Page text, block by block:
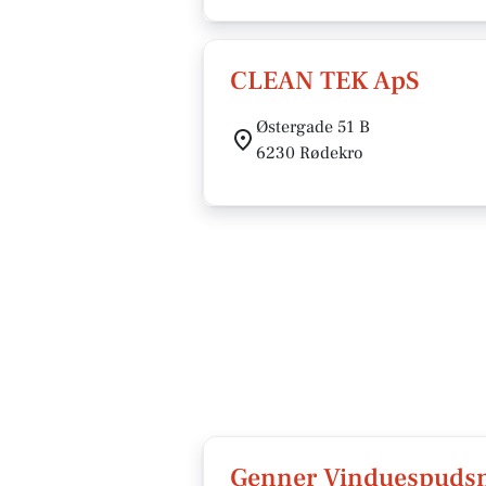
CLEAN TEK ApS
Østergade 51 B
6230 Rødekro
Genner